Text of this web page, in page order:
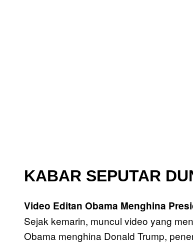
KABAR SEPUTAR
Video Editan Obama Menghina
Sejak kemarin, muncul video yang
Obama menghina Donald Trump,